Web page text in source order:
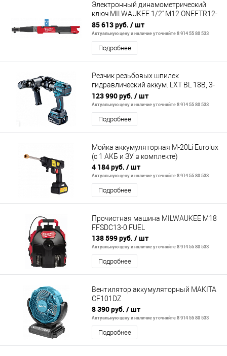
Электронный динамометрический
ключ MILWAUKEE 1/2'' M12 ONEFTR12-
0C FUEL
85 613 руб. / шт
Актуальную цену и наличие уточняйте 8 914 55 80 533
Подробнее
Резчик резьбовых шпилек
гидравлический аккум. LXT BL 18В, 3-
20мм, рез 20мм-6,5сек
123 990 руб. / шт
Актуальную цену и наличие уточняйте 8 914 55 80 533
Подробнее
Мойка аккумуляторная M-20Li Eurolux
(с 1 АКБ и ЗУ в комплекте)
4 184 руб. / шт
Актуальную цену и наличие уточняйте 8 914 55 80 533
Подробнее
Прочистная машина MILWAUKEE M18
FFSDC13-0 FUEL
138 599 руб. / шт
Актуальную цену и наличие уточняйте 8 914 55 80 533
Подробнее
Вентилятор аккумуляторный MAKITA
CF101DZ
8 390 руб. / шт
Актуальную цену и наличие уточняйте 8 914 55 80 533
Подробнее